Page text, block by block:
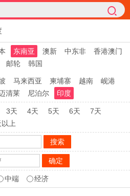
东南亚 澳新 中东非
香港澳门
邮轮 韩国
马来西亚 柬埔寨 越南
岘港
清莱 尼泊尔 印度
3天 4天 5天 6天
7天
上
中端 经济